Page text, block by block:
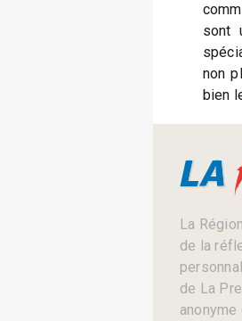
sont
non
bien
La
de la
de La
anonyme